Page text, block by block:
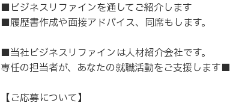
■ビジネスリファインを通してご紹介します
■履歴書作成や面接アドバイス、同席もします。
■当社ビジネスリファインは人材紹介会社です。
専任の担当者が、あなたの就職活動をご支援します■
【ご応募について】